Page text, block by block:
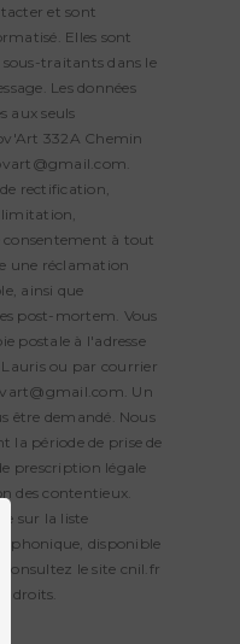
et sont
Elles sont
sous-traitants dans le
Les données
aux seuls
332A Chemin
rectification,
consentement à tout
une réclamation
ainsi que
post-mortem. Vous
postale à l'adresse
ou par courrier
Un
être demandé. Nous
la période de prise de
prescription légale
des contentieux.
sur la liste
disponible
. Consultez le site cnil.fr
droits.